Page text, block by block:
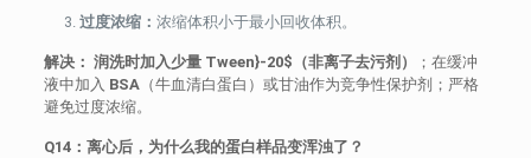
过度浓缩： 浓缩体积小于最小回收体积。
解决： 润洗时加入少量 Tween}-20$（非离子去污剂）
；在缓冲
液中加入 BSA（牛血清白蛋白）或甘油作为竞争性保护剂；严格
避免过度浓缩。
Q14：离心后，为什么我的蛋白样品变浑浊了？